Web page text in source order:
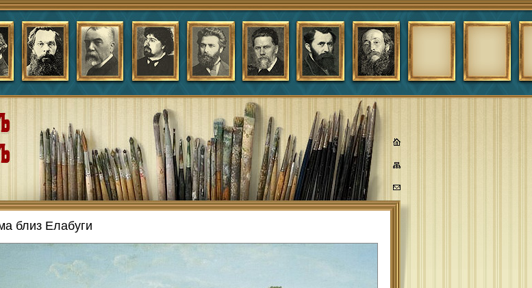
близ Елабуги